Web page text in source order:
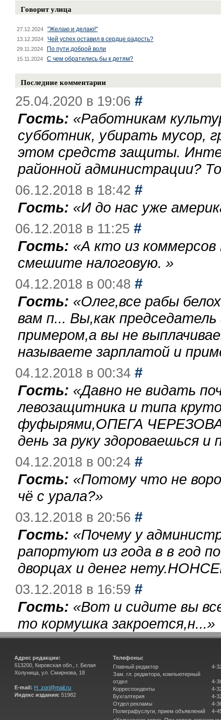
Говорит улица
27.12.2024 "Желаю и делаю!"
13.12.2024 Чей успех оставил в сердце радость?
29.11.2024 По пути доброй воли
15.11.2024 С чем обратились бы к детям?
Последние комментарии
25.04.2020 в 19:06 #
Гость: «Работникам
субботник, убирать мусор,
этом средств защиты.
районной администрации?
06.12.2018 в 18:42 #
Гость: «И до нас уже
06.12.2018 в 11:25 #
Гость: «А кто из
смешите налоговую. »
04.12.2018 в 00:48 #
Гость: «Олег,все рабы
вам п... Вы,как
примером,а вы не
называете зарплатой и
04.12.2018 в 00:34 #
Гость: «Давно не видать
левозащитника и типа
фуфырями,ОПЕГА
день за руку здороваешься
04.12.2018 в 00:24 #
Гость: «Потому что не
чё с урала?»
03.12.2018 в 20:56 #
Гость: «Почему у
рапортуют из года в в год
дворцах и денег
03.12.2018 в 16:59 #
Гость: «Вот и сидите вы
то кормушка закроется,н...»
Адрес редакции:
613200, Кировская обл., г. Белая
Холуница, ул. Смирнова, 18
E-mail: H_zori@mail.ru
Индекс издания: 51982
Телефоны:
Главный редактор
Зам. гл. редактора, компьютерный
отдел
Корреспонденты
Бухгалтерия
Отдел рекламы
Полиграфуслуги, прием объявлений
4-
4-
4-
4-
4-
4-